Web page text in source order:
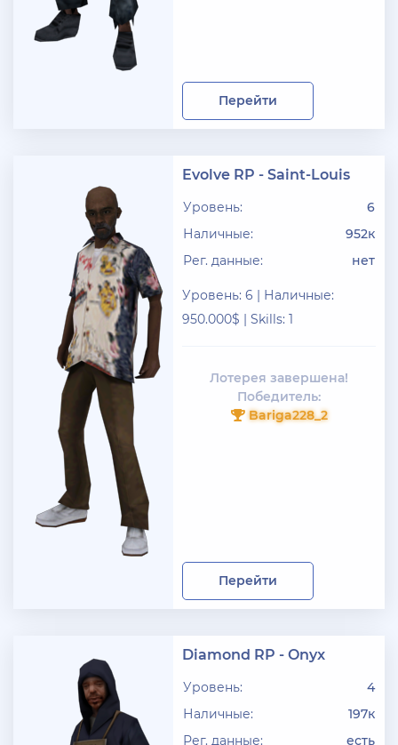
сообщение отсутствует
12 Июля 2026г в 15:54
evolve-rp вкусные акки, даже с днк есть - успей!
ахахахахахахахахаахаха ухухухху на***яяяяя
ыхыхыхых
+ 4000 руб 10 Июля 2026г в 18:27
Vlad_Esidisi
нассал
+ 2000 руб 10 Июля 2026г в 18:06
Vlad_Esidisi
насрал
+ 11 руб
10 Июля 2026г в 17:26
den22960
Куплю жирные акки на Advance rp Blue
07 Июля 2026г в 20:56
Ищу поставщиков аккаунтов на серверах
06 Июля 2026г в 23:48
Kytakbab
Подгоните акк на каса гранде
Перейти
Evolve RP - Saint-Louis
Уровень:
6
Наличные:
952к
Рег. данные:
нет
Уровень: 6 | Наличные:
950.000$ | Skills: 1
Лотерея завершена!
Победитель:
Bariga228_2
Перейти
Diamond RP - Onyx
Уровень:
4
Наличные:
197к
Рег. данные:
есть